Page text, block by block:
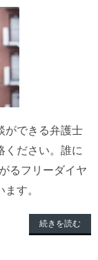
ができる弁護士
ください。誰に
るフリーダイヤ
す。
続きを読む